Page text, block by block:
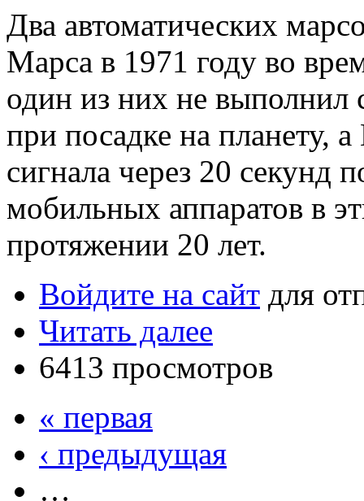
Два автоматических
Марса в 1971 году во
один из них не
при посадке на планету,
сигнала через 20 секунд
мобильных аппаратов в
протяжении 20 лет.
Войдите на сайт для
Читать далее
6413 просмотров
« первая
‹ предыдущая
…